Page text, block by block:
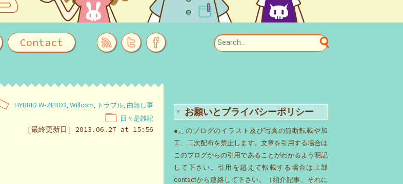
Contact
日々是雑記
HYBRID W-ZERO3, Willcom, トラブル, 由無し事
[最終更新日] 2013.06.27 at 15:56
お願いとプライバシーポリシー
●このブログのイラスト及び写真の無断転載や加
工、二次配布を禁止します。文章を引用する場合は
このブログからの引用であることがわかるよう明記
して下さい。引用を超えて転載する場合は上部
contactから連絡して下さい。（紹介記事、それに